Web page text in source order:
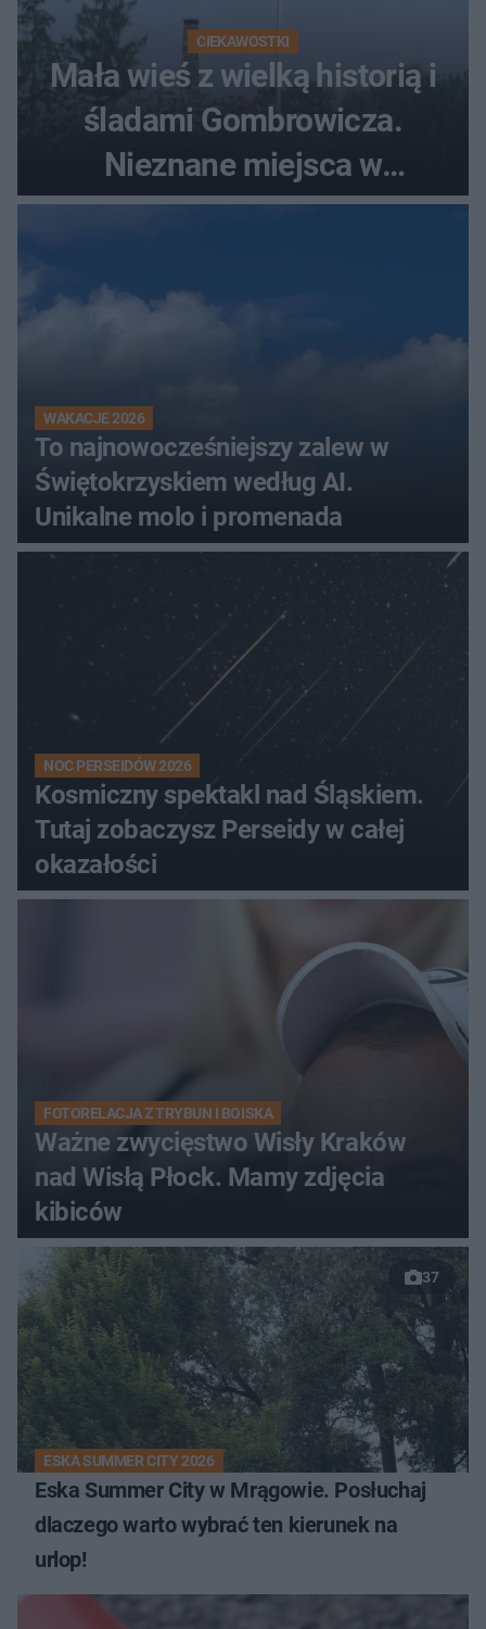
CIEKAWOSTKI
Mała wieś z wielką historią i
śladami Gombrowicza.
Nieznane miejsca w
Świętokrzyskiem
WAKACJE 2026
To najnowocześniejszy zalew w
Świętokrzyskiem według AI.
Unikalne molo i promenada
NOC PERSEIDÓW 2026
Kosmiczny spektakl nad Śląskiem.
Tutaj zobaczysz Perseidy w całej
okazałości
FOTORELACJA Z TRYBUN I BOISKA
Ważne zwycięstwo Wisły Kraków
nad Wisłą Płock. Mamy zdjęcia
kibiców
37
ESKA SUMMER CITY 2026
Eska Summer City w Mrągowie. Posłuchaj
dlaczego warto wybrać ten kierunek na
urlop!